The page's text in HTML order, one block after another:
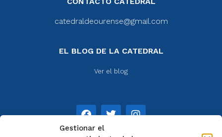
Gestionar el
catedraldeourense@gmail.com
EL BLOG DE LA CATEDRAL
Ver el blog